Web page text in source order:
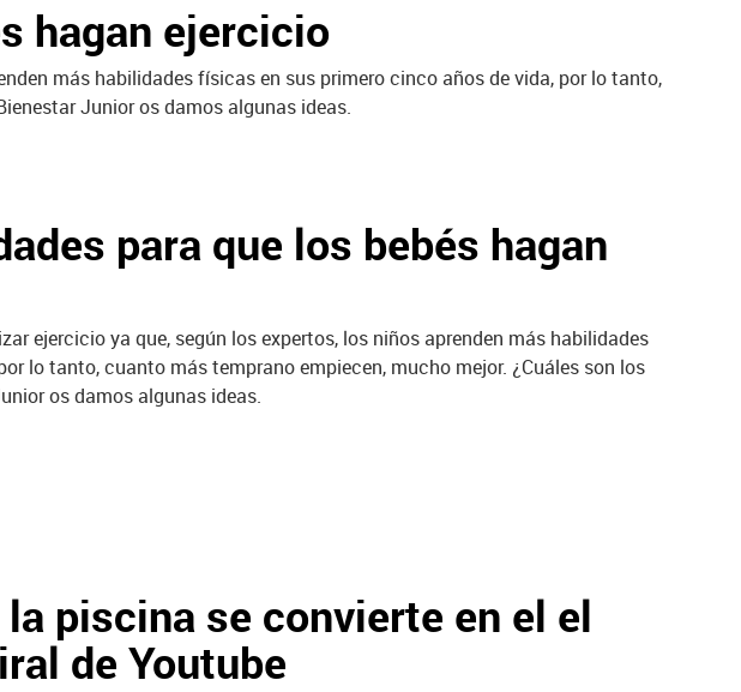
hagan ejercicio
más habilidades físicas en sus primero cinco años de vida, por lo tanto,
Junior os damos algunas ideas.
para que los bebés hagan
ejercicio ya que, según los expertos, los niños aprenden más habilidades
lo tanto, cuanto más temprano empiecen, mucho mejor. ¿Cuáles son los
os damos algunas ideas.
piscina se convierte en el el
de Youtube